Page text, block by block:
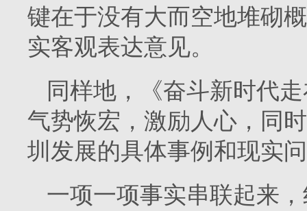
键在于没有大而空地堆砌
实客观表达意见。
同样地，《奋斗新时代
气势恢宏，激励人心，同
圳发展的具体事例和现实
一项一项事实串联起来